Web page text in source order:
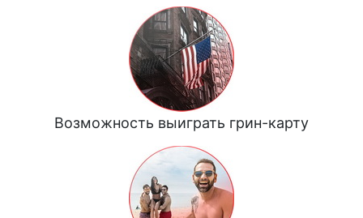
Возможность выиграть грин-карту